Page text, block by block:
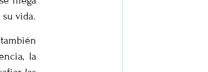
vida.
la